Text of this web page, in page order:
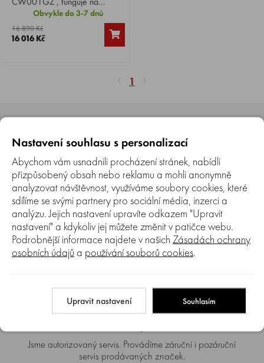
akumulátory 2x Li-ion 18 V
nebo 2x Li-ion 40 V, síťový
adaptér nebo autokonektor,
objem 20 l, 7 stupňů chlazení,
možnost nastavení ohřevu.
Obvykle do 3-7 dnů
16 890 Kč
16 016 Kč
1
Kamenná prodejna
Máme také kamennou prodejnu v Brně, kde si můžete náš
sortiment prohlédnout a nechat si poradit od našich
pracovníků.
Jsme autorizovaný servis. Provádíme záruční i pozáruční
servis prodávaných značek.
Nastavení souhlasu s personalizací
Abychom vám usnadnili procházení stránek, nabídli
přizpůsobený obsah nebo reklamu a mohli anonymně
analyzovat návštěvnost, využíváme soubory cookies, které
sdílíme se svými partnery pro sociální média, inzerci a
analýzu. Jejich nastavení upravíte odkazem "Upravit
nastavení" a kdykoliv jej můžete změnit v patičce webu.
Podrobnější informace najdete v našich Zásadách ochrany
osobních údajů a používání souborů cookies.
Upravit nastavení Souhlasím